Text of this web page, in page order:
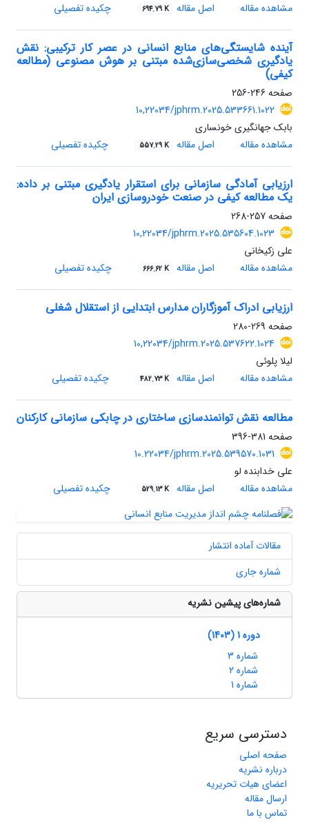
مشاهده مقاله
اصل مقاله 694.79 K چکیده تفصیلی
آینده شایستگی‌های منابع انسانی در عصر کار ترکیبی: نقش
یادگیری شخصی‌سازی‌شده مبتنی بر هوش مصنوعی (مطالعه
کیفی)
صفحه 246-256
10,22034/jphrm.2025.533661.1022
بابک جهانگیری خونساری
مشاهده مقاله
اصل مقاله 557.29 K چکیده تفصیلی
ارزیابی آمادگی سازمانی برای استقرار یادگیری مبتنی بر داده:
یک مطالعه کیفی در صنعت خودروسازی ایران
صفحه257-268
10,22034/jphrm.2025.535604.1023
علی زکیخانی
مشاهده مقاله
اصل مقاله 666.62 K چکیده تفصیلی
ارزیابی ادراک آموزگاران مدارس ابتدایی از استقلال شغلی
صفحه 269-280
10,22034/jphrm.2025.537622.1024
لیلا پلوئی
مشاهده مقاله
اصل مقاله 482.73 K چکیده تفصیلی
مطالعه نقش توانمندسازی ساختاری در چابکی سازمانی کارکنان
صفحه 381-396
10.22034/jphrm.2025.539570.1031
علی خدابنده لو
مشاهده مقاله
اصل مقاله 529.13 K چکیده تفصیلی
مقالات آماده انتشار
شماره جاری
شماره‌های پیشین نشریه
دوره 1 (1403)
شماره 3
شماره 2
شماره 1
دسترسی سریع
صفحه اصلی
درباره نشریه
اعضای هیات تحریریه
ارسال مقاله
تماس با ما